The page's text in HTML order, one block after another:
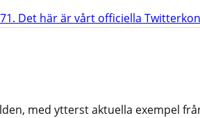
Det här är vårt officiella
med ytterst aktuella exempel